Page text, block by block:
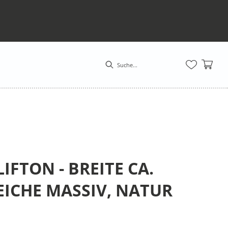
- BREITE CA.
MASSIV, NATUR